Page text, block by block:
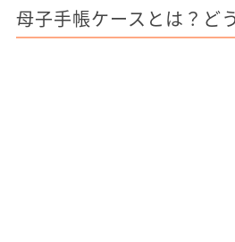
母子手帳ケースとは？ど